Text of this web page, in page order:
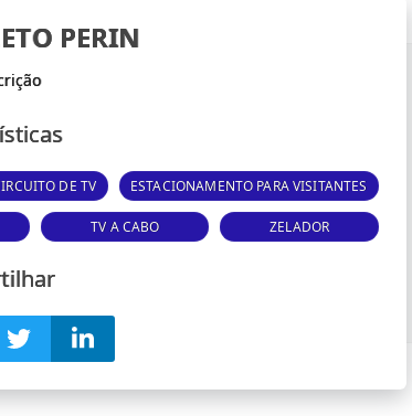
PERIN
Sem descrição
DE TV ESTACIONAMENTO PARA VISITANTES
TV A CABO ZELADOR